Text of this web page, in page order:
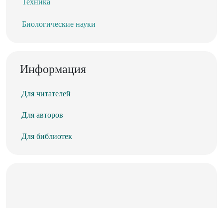
Техника
Биологические науки
Информация
Для читателей
Для авторов
Для библиотек